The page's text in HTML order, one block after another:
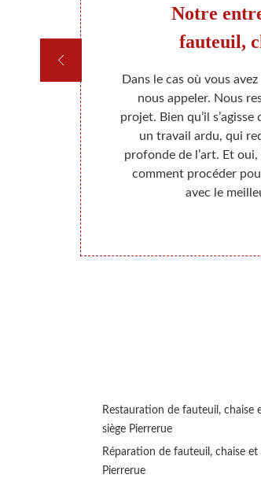
Notre
fauteuil,
Dans le cas où vous
nous appeler. Nous
projet. Bien qu’il
un travail ardu, qui
profonde de l’art. Et
comment procéder
avec le
Restauration de fauteuil, chaise
siège Pierrerue
Réparation de fauteuil, chaise et
Pierrerue